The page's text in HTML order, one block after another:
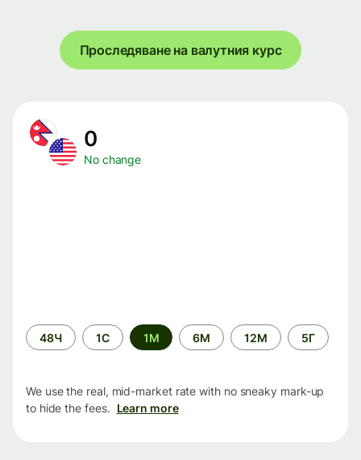
Проследяване на валутния курс
0
No change
Time
period
48Ч 1С 1М 6М 12М 5Г
We use the real, mid-market rate with no sneaky mark-up
to hide the fees. Learn more